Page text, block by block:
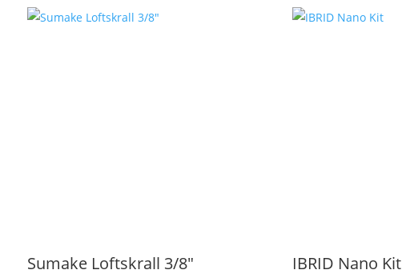
Sumake Loftskrall 3/8″
IBRID Nano Kit